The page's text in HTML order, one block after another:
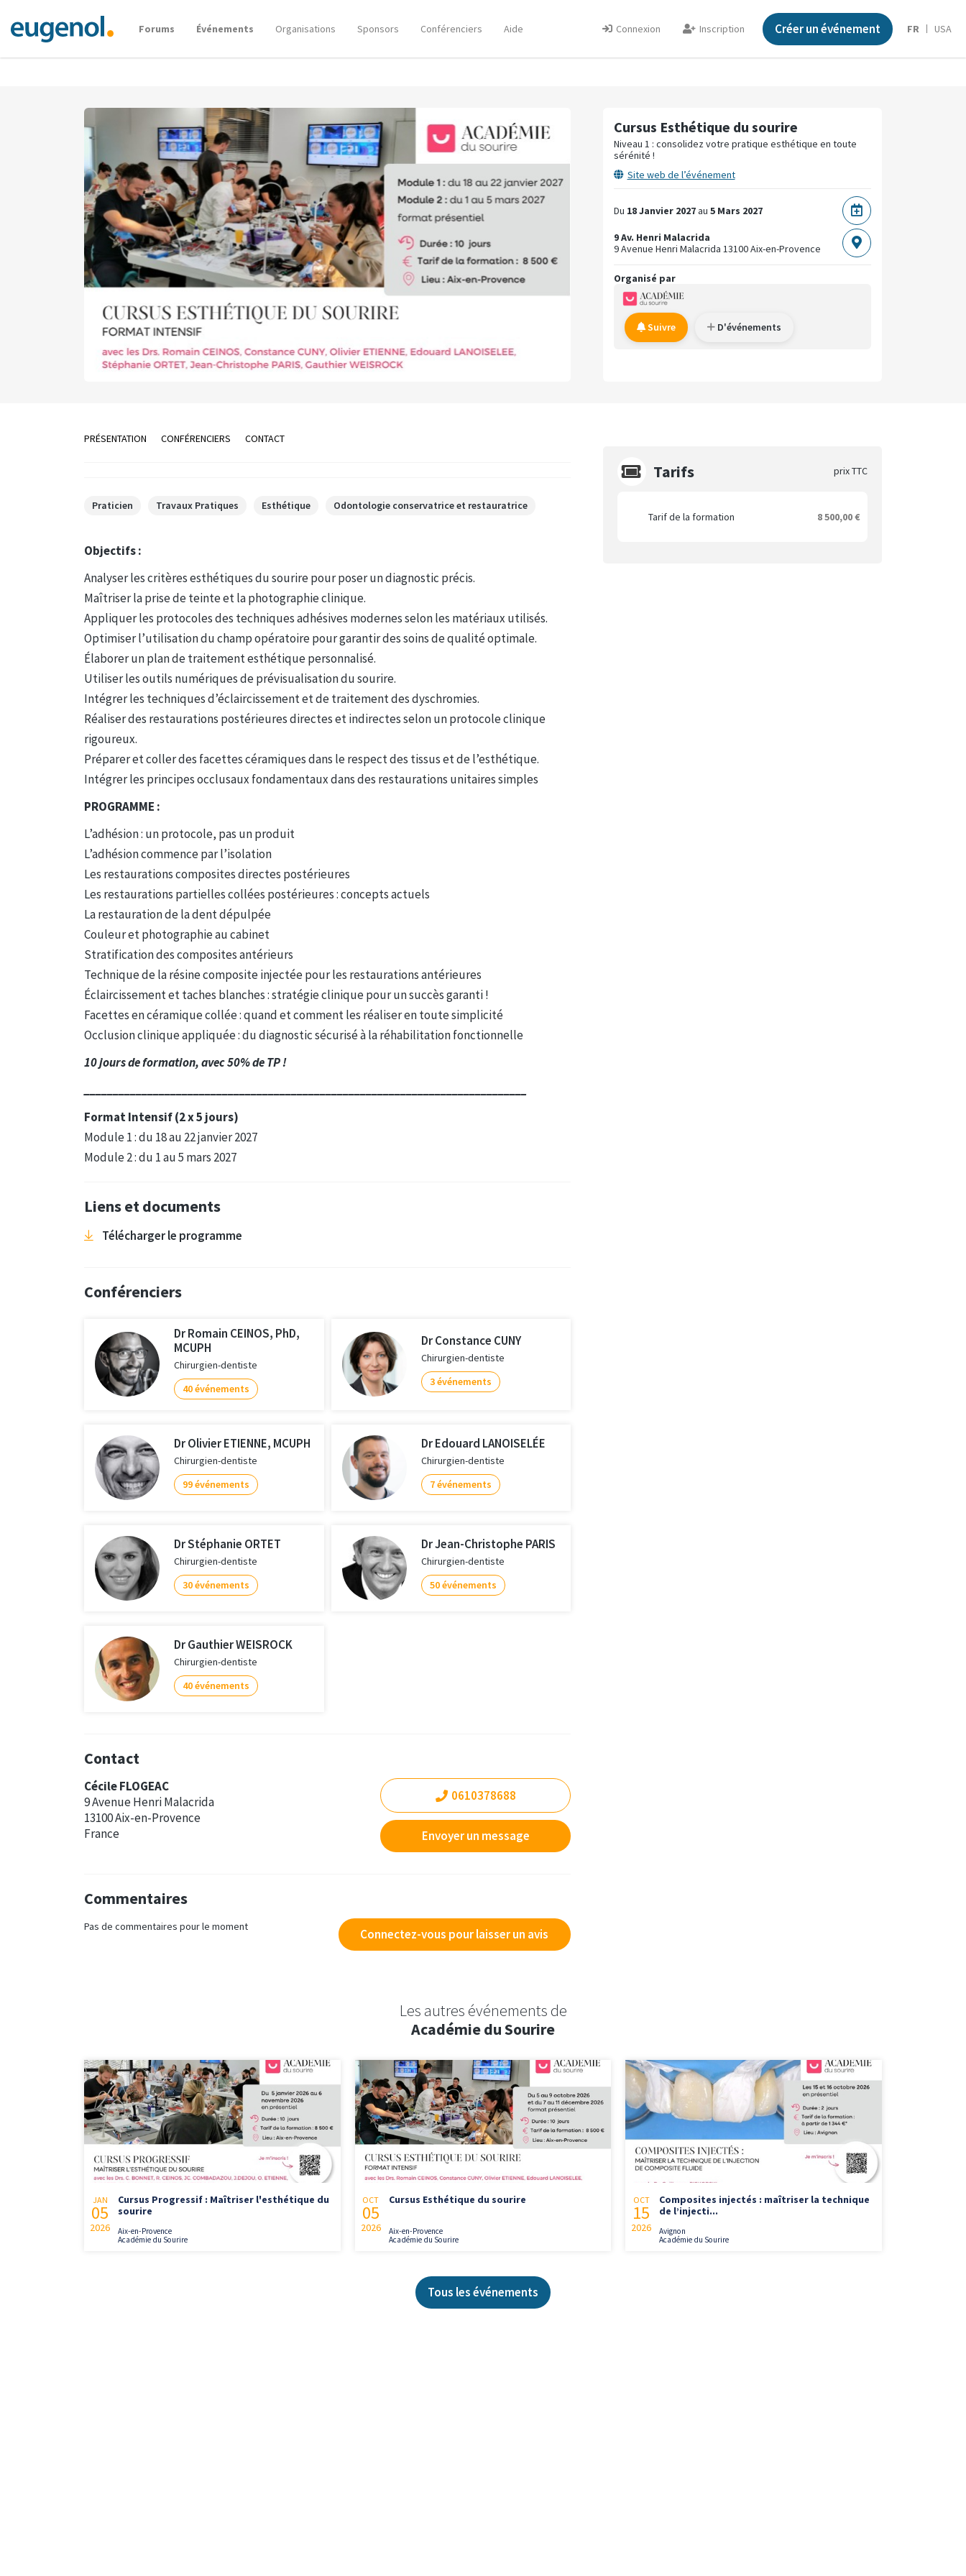
Forums Événements Organisations Sponsors Conférenciers Aide Connexion Inscription Créer un événement FR USA
Cursus Esthétique du sourire
Niveau 1 : consolidez votre pratique esthétique en toute
sérénité !
Site web de l’événement
Du 18 Janvier 2027au 5 Mars 2027
9 Av. Henri Malacrida
9 Avenue Henri Malacrida 13100 Aix-en-Provence
Organisé par
Suivre D'événements
PRÉSENTATION CONFÉRENCIERS CONTACT
Praticien Travaux Pratiques Esthétique Odontologie conservatrice et restauratrice
Objectifs :
Analyser les critères esthétiques du sourire pour poser un diagnostic précis.
Maîtriser la prise de teinte et la photographie clinique.
Appliquer les protocoles des techniques adhésives modernes selon les matériaux utilisés.
Optimiser l’utilisation du champ opératoire pour garantir des soins de qualité optimale.
Élaborer un plan de traitement esthétique personnalisé.
Utiliser les outils numériques de prévisualisation du sourire.
Intégrer les techniques d’éclaircissement et de traitement des dyschromies.
Réaliser des restaurations postérieures directes et indirectes selon un protocole clinique
rigoureux.
Préparer et coller des facettes céramiques dans le respect des tissus et de l’esthétique.
Intégrer les principes occlusaux fondamentaux dans des restaurations unitaires simples
PROGRAMME :
L’adhésion : un protocole, pas un produit
L’adhésion commence par l’isolation
Les restaurations composites directes postérieures
Les restaurations partielles collées postérieures : concepts actuels
La restauration de la dent dépulpée
Couleur et photographie au cabinet
Stratification des composites antérieurs
Technique de la résine composite injectée pour les restaurations antérieures
Éclaircissement et taches blanches : stratégie clinique pour un succès garanti !
Facettes en céramique collée : quand et comment les réaliser en toute simplicité
Occlusion clinique appliquée : du diagnostic sécurisé à la réhabilitation fonctionnelle
10 jours de formation, avec 50% de TP !
Format Intensif (2 x 5 jours)
Module 1 : du 18 au 22 janvier 2027
Module 2 : du 1 au 5 mars 2027
Liens et documents
Télécharger le programme
Conférenciers
Dr Romain CEINOS, PhD,
MCUPH
Chirurgien-dentiste
40 événements
Dr Constance CUNY
Chirurgien-dentiste
3 événements
Dr Olivier ETIENNE, MCUPH
Chirurgien-dentiste
99 événements
Dr Edouard LANOISELÉE
Chirurgien-dentiste
7 événements
Dr Stéphanie ORTET
Chirurgien-dentiste
30 événements
Dr Jean-Christophe PARIS
Chirurgien-dentiste
50 événements
Dr Gauthier WEISROCK
Chirurgien-dentiste
40 événements
Contact
Cécile FLOGEAC
9 Avenue Henri Malacrida
13100 Aix-en-Provence
France
0610378688
Envoyer un message
Commentaires
Pas de commentaires pour le moment Connectez-vous pour laisser un avis
Tarifs prix TTC
Tarif de la formation 8 500,00 €
Les autres événements de
Académie du Sourire
JAN
05
2026
Cursus Progressif : Maîtriser l'esthétique du
sourire
Aix-en-Provence
Académie du Sourire
OCT
05
2026
Cursus Esthétique du sourire
Aix-en-Provence
Académie du Sourire
OCT
15
2026
Composites injectés : maîtriser la technique
de l’injecti...
Avignon
Académie du Sourire
Tous les événements